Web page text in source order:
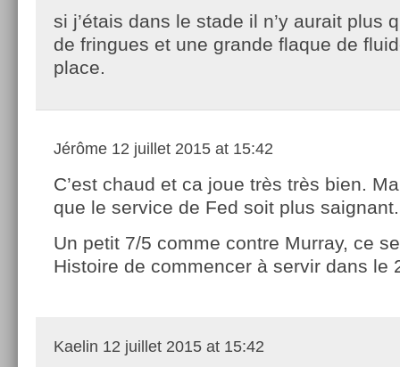
si j’étais dans le stade il n’y aurait plus
de fringues et une grande flaque de
place.
Jérôme 12 juillet 2015 at 15:42
C’est chaud et ca joue très très bien.
que le service de Fed soit plus saignant.
Un petit 7/5 comme contre Murray, ce
Histoire de commencer à servir dans le
Kaelin 12 juillet 2015 at 15:42